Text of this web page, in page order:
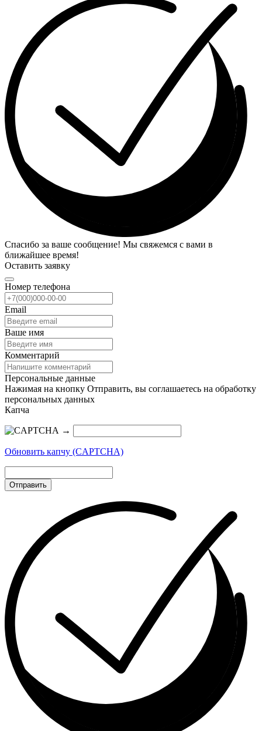
Спасибо за ваше сообщение! Мы свяжемся с вами в
ближайшее время!
Оставить заявку
Номер телефона
Email
Ваше имя
Комментарий
Персональные данные
Нажимая на кнопку Отправить, вы соглашаетесь на обработку
персональных данных
Капча
→
Обновить капчу (CAPTCHA)
Отправить